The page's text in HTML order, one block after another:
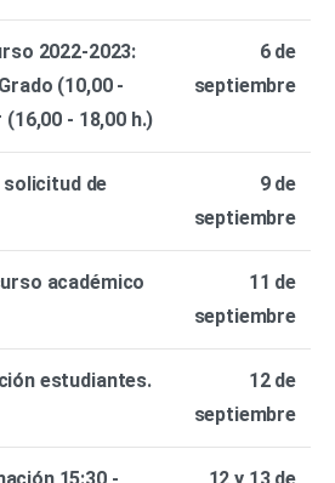
2022-2023:
(10,00 -
- 18,00 h.)
6 de
septiembre
solicitud de
9 de
septiembre
académico
11 de
septiembre
estudiantes.
12 de
septiembre